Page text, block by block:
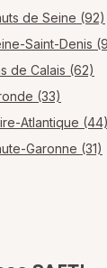
de Seine (92)
Saint-Denis
de Calais (62)
(33)
Atlantique (44)
Garonne (31)